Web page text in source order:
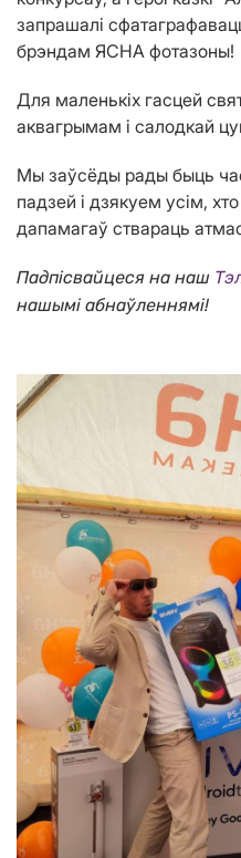
запрашалі
брэндам ЯСНА фотазоны!
Для маленькіх гасцей
аквагрымам і салодкай
Мы заўсёды рады быць
падзей і дзякуем усім,
дапамагаў ствараць
Падпісвайцеся на наш
нашымі абнаўленнямі!